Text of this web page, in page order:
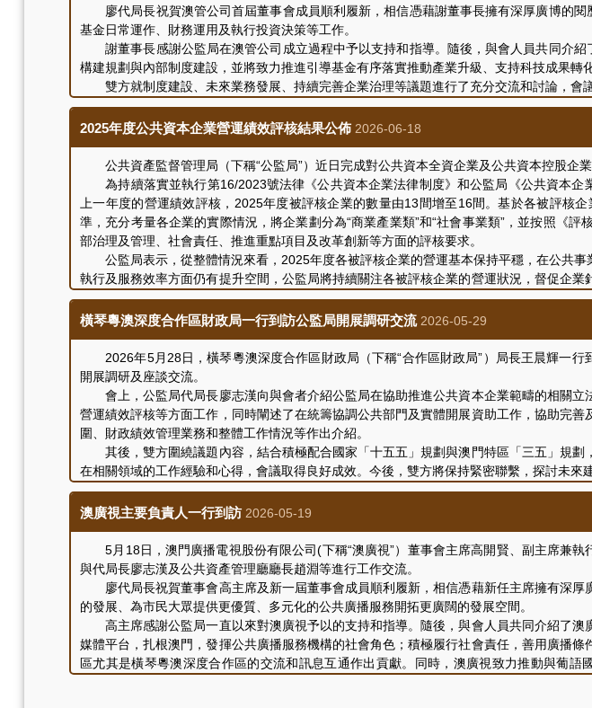
廖代局長祝賀澳管公司首屆董事會成員順利履新，相信憑藉謝董事長擁有深厚廣博的閱
基金日常運作、財務運用及執行投資決策等工作。
謝董事長感謝公監局在澳管公司成立過程中予以支持和指導。隨後，與會人員共同介紹
構建規劃與內部制度建設，並將致力推進引導基金有序落實推動產業升級、支持科技成果轉
雙方就制度建設、未來業務發展、持續完善企業治理等議題進行了充分交流和討論，會議
2025年度公共資本企業營運績效評核結果公佈 2026-06-18
公共資產監督管理局（下稱“公監局”）近日完成對公共資本全資企業及公共資本控股企
為持續落實並執行第16/2023號法律《公共資本企業法律制度》和公監局《公共資本企
上一年度的營運績效評核，2025年度被評核企業的數量由13間增至16間。基於各被評核
準，充分考量各企業的實際情況，將企業劃分為“商業產業類”和“社會事業類”，並按照《
部治理及管理、社會責任、推進重點項目及改革創新等方面的評核要求。
公監局表示，從整體情況來看，2025年度各被評核企業的營運基本保持平穩，在公共事
執行及服務效率方面仍有提升空間，公監局將持續關注各被評核企業的營運狀況，督促企
用。
有關評核結果已根據《公共資本企業法律制度》及《評核細則》的規定，公佈於“公共資
橫琴粵澳深度合作區財政局一行到訪公監局開展調研交流 2026-05-29
2026年5月28日，橫琴粵澳深度合作區財政局（下稱“合作區財政局”）局長王晨輝一行
開展調研及座談交流。
會上，公監局代局長廖志漢向與會者介紹公監局在協助推進公共資本企業範疇的相關立
營運績效評核等方面工作，同時闡述了在統籌協調公共部門及實體開展資助工作，協助完
圍、財政績效管理業務和整體工作情況等作出介紹。
其後，雙方圍繞議題內容，結合積極配合國家「十五五」規劃與澳門特區「三五」規劃
在相關領域的工作經驗和心得，會議取得良好成效。今後，雙方將保持緊密聯繫，探討未來
參與本次調研交流的人員還包括公監局公共資產管理廳廳長趙淵、資助統籌及監察處處
澳廣視主要負責人一行到訪 2026-05-19
5月18日，澳門廣播電視股份有限公司(下稱“澳廣視”）董事會主席高開賢、副主席兼執
與代局長廖志漢及公共資產管理廳廳長趙淵等進行工作交流。
廖代局長祝賀董事會高主席及新一屆董事會成員順利履新，相信憑藉新任主席擁有深厚
的發展、為市民大眾提供更優質、多元化的公共廣播服務開拓更廣闊的發展空間。
高主席感謝公監局一直以來對澳廣視予以的支持和指導。隨後，與會人員共同介紹了澳
媒體平台，扎根澳門，發揮公共廣播服務機構的社會角色；積極履行社會責任，善用廣播
區尤其是橫琴粵澳深度合作區的交流和訊息互通作出貢獻。同時，澳廣視致力推動與葡